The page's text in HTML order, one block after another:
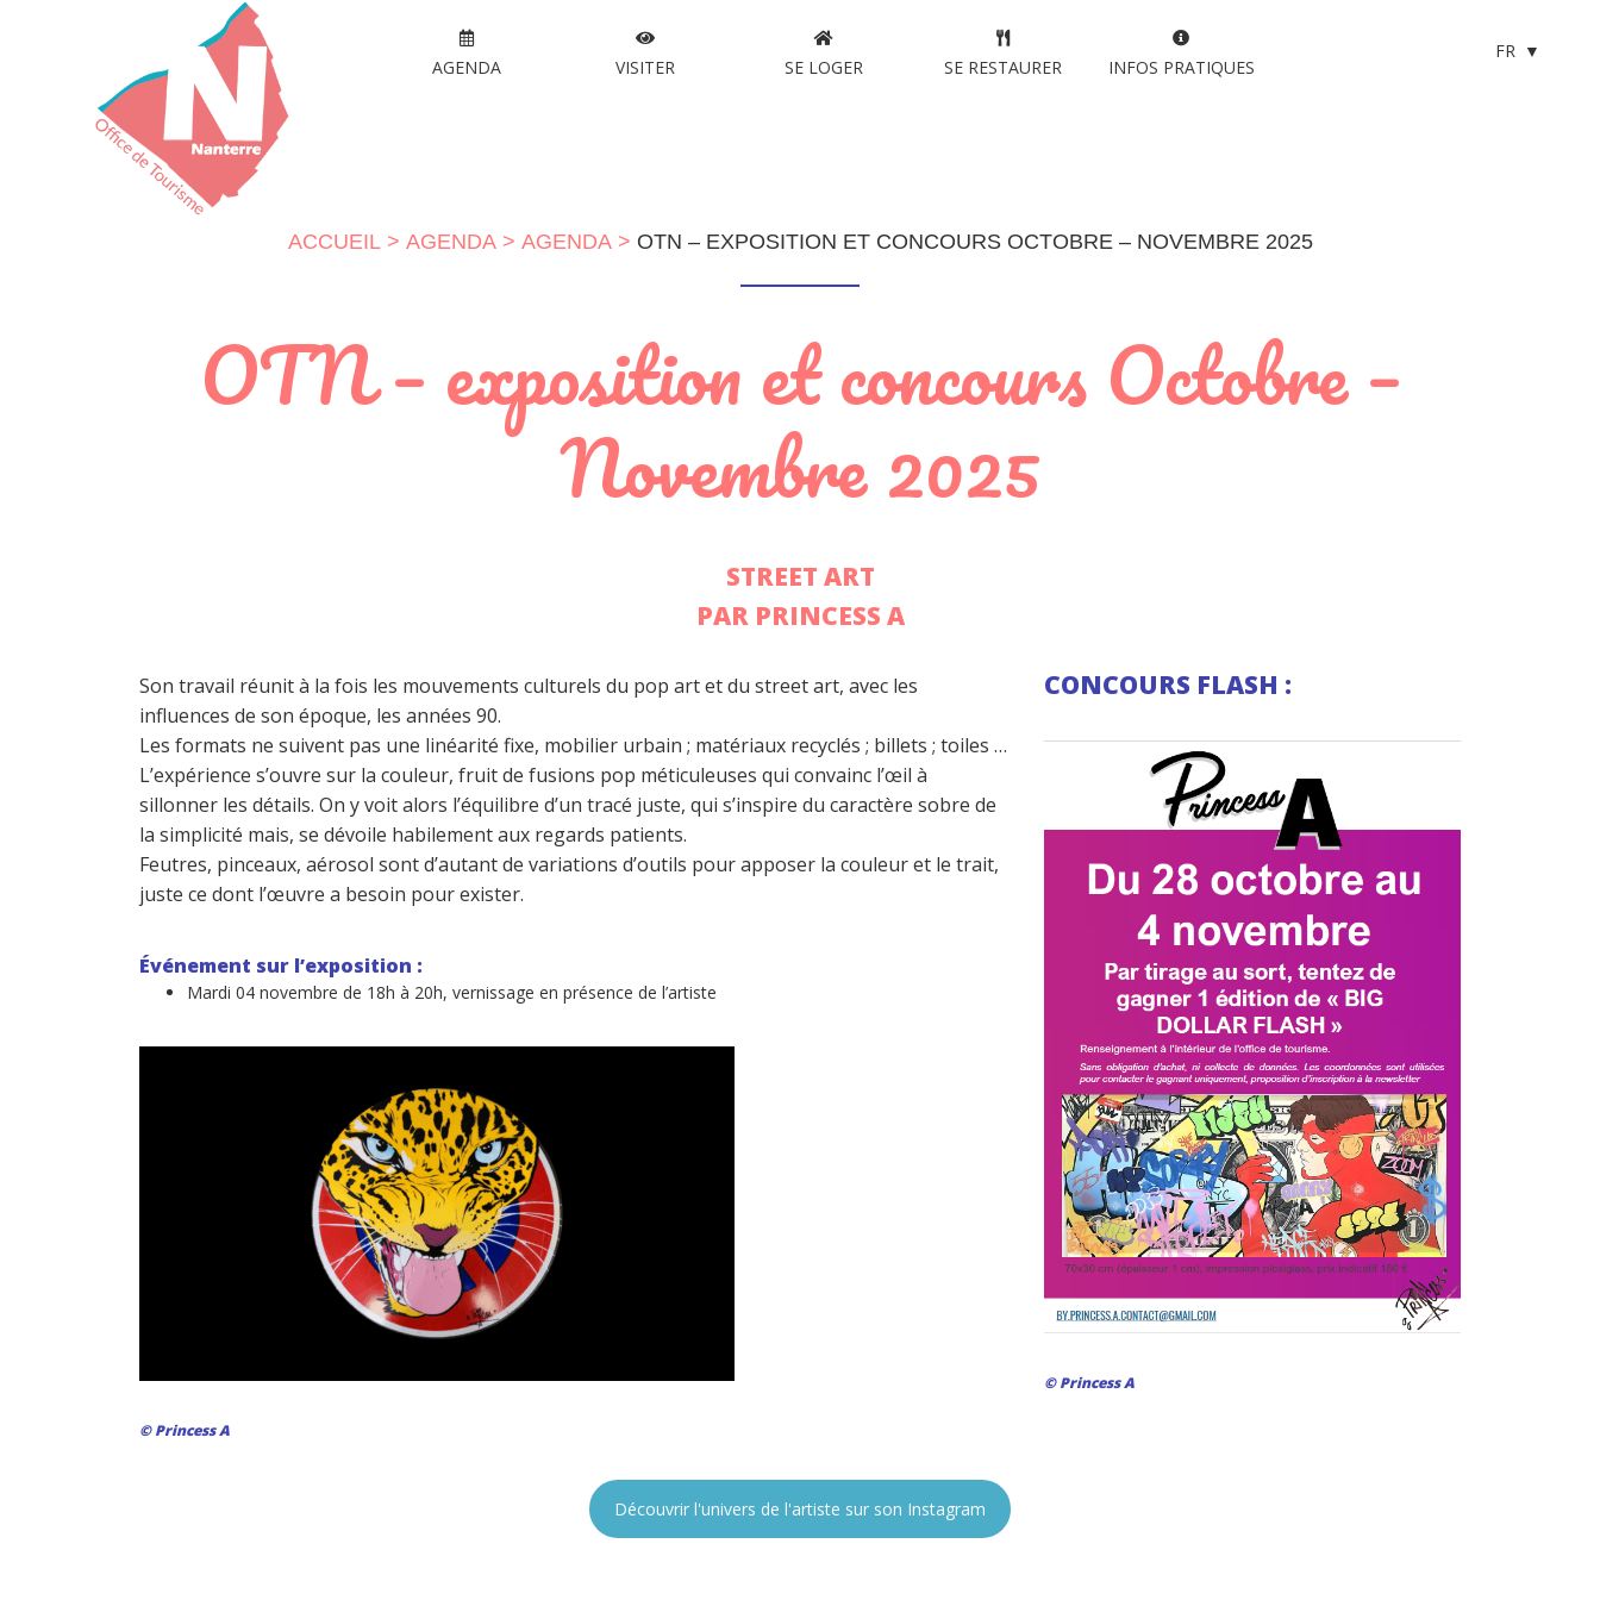
AGENDA VISITER SE LOGER SE RESTAURER INFOS PRATIQUES
FR
ACCUEIL AGENDA AGENDA OTN – EXPOSITION ET CONCOURS OCTOBRE – NOVEMBRE 2025
OTN – exposition et concours Octobre –
Novembre 2025
STREET ART
PAR PRINCESS A
Son travail réunit à la fois les mouvements culturels du pop art et du street art, avec les
influences de son époque, les années 90.
Les formats ne suivent pas une linéarité fixe, mobilier urbain ; matériaux recyclés ; billets ; toiles …
L’expérience s’ouvre sur la couleur, fruit de fusions pop méticuleuses qui convainc l’œil à
sillonner les détails. On y voit alors l’équilibre d’un tracé juste, qui s’inspire du caractère sobre de
la simplicité mais, se dévoile habilement aux regards patients.
Feutres, pinceaux, aérosol sont d’autant de variations d’outils pour apposer la couleur et le trait,
juste ce dont l’œuvre a besoin pour exister.
Événement sur l’exposition :
Mardi 04 novembre de 18h à 20h, vernissage en présence de l’artiste
© Princess A
CONCOURS FLASH :
© Princess A
Découvrir l'univers de l'artiste sur son Instagram